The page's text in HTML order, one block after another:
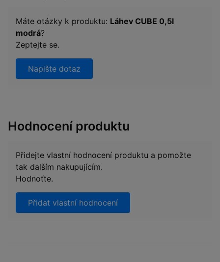
Máte otázky k produktu: Láhev CUBE 0,5l
modrá?
Zeptejte se.
Napište dotaz
Hodnocení produktu
Přidejte vlastní hodnocení produktu a pomožte
tak dalším nakupujícím.
Hodnoťte.
Přidat vlastní hodnocení